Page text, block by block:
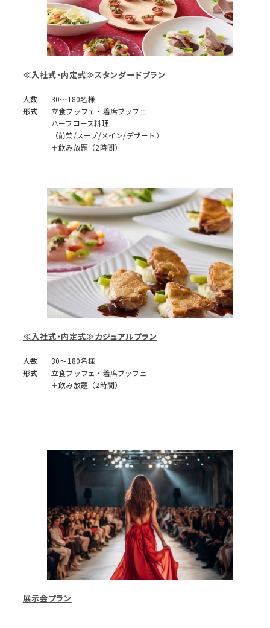
≪入社式・内定式≫スタンダードプラン
人数
30～180名様
形式
立食ブッフェ・着席ブッフェ
ハーフコース料理
（前菜/スープ/メイン/デザート）
＋飲み放題（2時間）
≪入社式・内定式≫カジュアルプラン
人数
30～180名様
形式
立食ブッフェ・着席ブッフェ
＋飲み放題（2時間）
展示会プラン